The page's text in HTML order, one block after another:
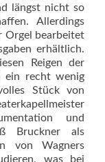
längst nicht so
Allerdings
Orgel bearbeitet
erhältlich.
Reigen der
ein recht wenig
Stück von
und
Bruckner als
von Wagners
was bei